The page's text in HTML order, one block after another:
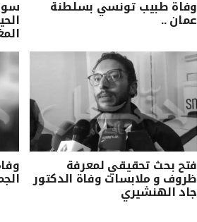
وفاة طبيب تونسي بسلطنة
عمان ..
فتح بحث تحقيقي لمعرفة
ظروف و ملابسات وفاة الدكتور
جاد الهنشيري